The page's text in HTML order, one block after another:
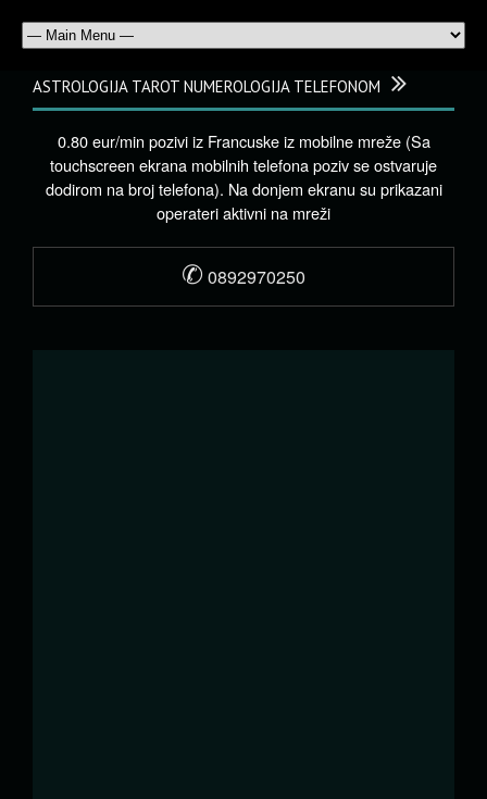
ASTROLOGIJA TAROT NUMEROLOGIJA TELEFONOM
0.80 eur/min pozivi iz Francuske iz mobilne mreže (Sa
touchscreen ekrana mobilnih telefona poziv se ostvaruje
dodirom na broj telefona). Na donjem ekranu su prikazani
operateri aktivni na mreži
✆ 0892970250